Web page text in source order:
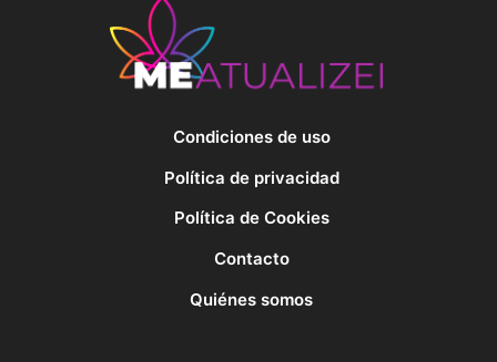
Condiciones de uso
Política de privacidad
Política de Cookies
Contacto
Quiénes somos